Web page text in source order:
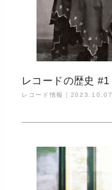
レコードの歴史
レコード情報｜